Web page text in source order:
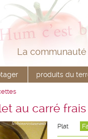
La
produits du
au carré frais
Plat